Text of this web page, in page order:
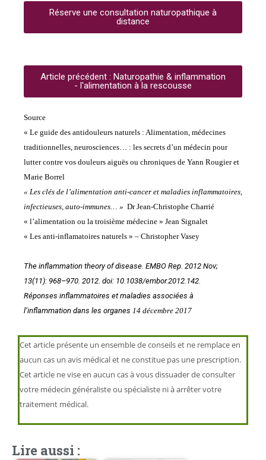
Réserve une consultation naturopathique à
distance
Article précédent : Naturopathie & inflammation
- l'alimentation à la rescousse
Source
« Le guide des antidouleurs naturels : Alimentation, médecines
traditionnelles, neurosciences… : les secrets d’un médecin pour
lutter contre vos douleurs aiguës ou chroniques de Yann Rougier et
Marie Borrel
« Les clés de l’alimentation anti-cancer et maladies inflammatoires,
infectieuses, auto-immunes… » Dr Jean-Christophe Charrié
« l’alimentation ou la troisième médecine » Jean Signalet
« Les anti-inflamatoires naturels » – Christopher Vasey
The inflammation theory of disease. EMBO Rep. 2012 Nov;
13(11): 968–970. 2012. doi: 10.1038/embor.2012.142.
Réponses inflammatoires et maladies associées à
l’inflammation dans les organes 14 décembre 2017
Cet article présente un ensemble de conseils et ne remplace en
aucun cas un avis médical et ne constitue pas une prescription.
Cet article ne vise en aucun cas à vous dissuader de consulter
votre médecin généraliste ou spécialiste ni à arrêter votre
traitement médical.
Lire aussi :